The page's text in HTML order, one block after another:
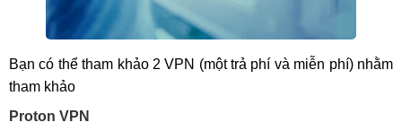
Bạn có thể tham khảo 2 VPN (một trả phí và miễn phí) nhằm
tham khảo
Proton VPN